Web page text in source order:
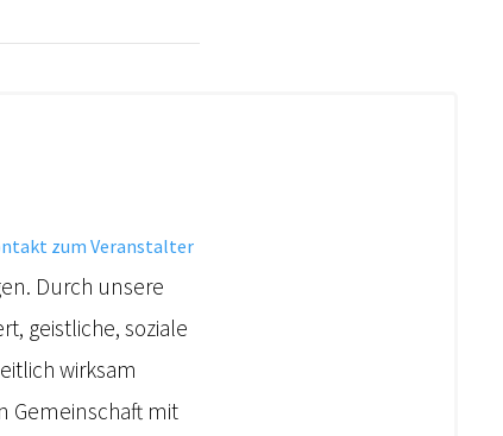
zum Veranstalter
Durch unsere
geistliche, soziale
wirksam
Gemeinschaft mit